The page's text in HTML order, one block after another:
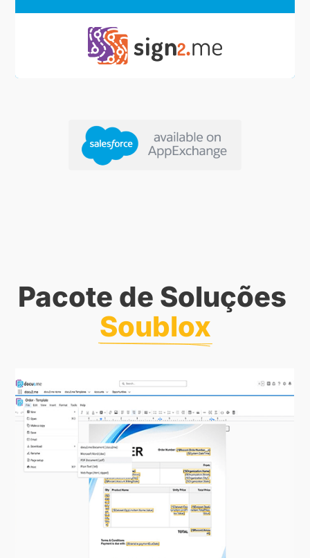
Pacote de Soluções
Soublox